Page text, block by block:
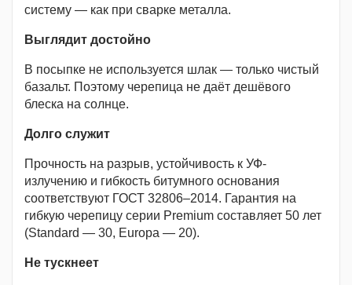
систему — как при сварке металла.
Выглядит достойно
В посыпке не используется шлак — только чистый
базальт. Поэтому черепица не даёт дешёвого
блеска на солнце.
Долго служит
Прочность на разрыв, устойчивость к УФ-
излучению и гибкость битумного основания
соответствуют ГОСТ 32806–2014. Гарантия на
гибкую черепицу серии Premium составляет 50 лет
(Standard — 30, Europa — 20).
Не тускнеет